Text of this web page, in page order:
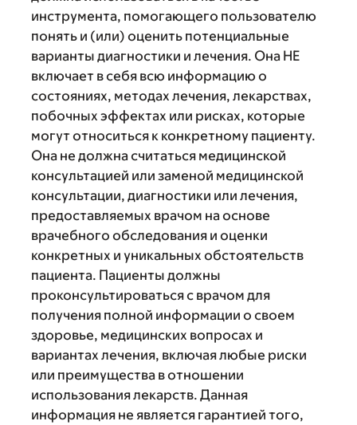
инструмента, помогающего пользователю
понять и (или) оценить потенциальные
варианты диагностики и лечения. Она НЕ
включает в себя всю информацию о
состояниях, методах лечения, лекарствах,
побочных эффектах или рисках, которые
могут относиться к конкретному пациенту.
Она не должна считаться медицинской
консультацией или заменой медицинской
консультации, диагностики или лечения,
предоставляемых врачом на основе
врачебного обследования и оценки
конкретных и уникальных обстоятельств
пациента. Пациенты должны
проконсультироваться с врачом для
получения полной информации о своем
здоровье, медицинских вопросах и
вариантах лечения, включая любые риски
или преимущества в отношении
использования лекарств. Данная
информация не является гарантией того,